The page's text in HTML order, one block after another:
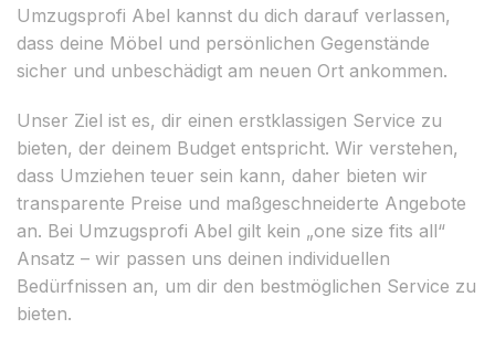
Umzugsprofi Abel kannst du dich darauf verlassen,
dass deine Möbel und persönlichen Gegenstände
sicher und unbeschädigt am neuen Ort ankommen.
Unser Ziel ist es, dir einen erstklassigen Service zu
bieten, der deinem Budget entspricht. Wir verstehen,
dass Umziehen teuer sein kann, daher bieten wir
transparente Preise und maßgeschneiderte Angebote
an. Bei Umzugsprofi Abel gilt kein „one size fits all“
Ansatz – wir passen uns deinen individuellen
Bedürfnissen an, um dir den bestmöglichen Service zu
bieten.